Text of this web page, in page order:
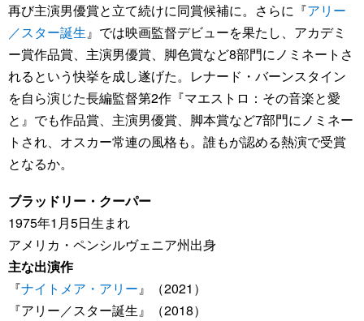
再び主演男優賞と立て続けに同賞候補に。さらに『アリー
／スター誕生』では映画監督デビューを果たし、アカデミ
ー賞作品賞、主演男優賞、脚色賞など8部門にノミネートさ
れるという快挙を成し遂げた。レナード・バーンスタイン
を自ら演じた長編監督第2作『マエストロ：その音楽と愛
と』でも作品賞、主演男優賞、脚本賞など7部門にノミネー
トされ、オスカー常連の風格も。誰もが認める熱演で受賞
となるか。
ブラッドリー・クーパー
1975年1月5日生まれ
アメリカ・ペンシルヴェニア州出身
主な出演作
『ナイトメア・アリー』（2021）
『アリー／スター誕生』（2018）